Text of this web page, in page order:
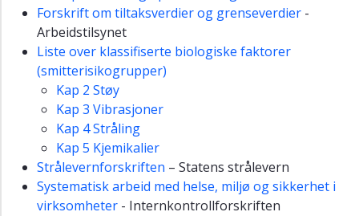
Forskrift om tiltaksverdier og grenseverdier -
Arbeidstilsynet
Liste over klassifiserte biologiske faktorer
(smitterisikogrupper)
Kap 2 Støy
Kap 3 Vibrasjoner
Kap 4 Stråling
Kap 5 Kjemikalier
Strålevernforskriften – Statens strålevern
Systematisk arbeid med helse, miljø og sikkerhet i
virksomheter - Internkontrollforskriften